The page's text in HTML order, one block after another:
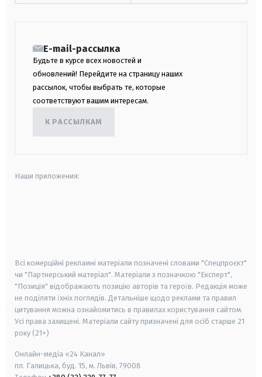
E-mail-рассылка
Будьте в курсе всех новостей и
обновлений! Перейдите на страницу наших
рассылок, чтобы выбрать те, которые
соответствуют вашим интересам.
К РАССЫЛКАМ
Наши приложения:
Всі комерційні рекламні матеріали позначені словами "Спецпроєкт"
чи "Партнерський матеріал". Матеріали з позначкою "Експерт",
"Позиція" відображають позицію авторів та героїв. Редакція може
не поділяти їхніх поглядів. Детальніше щодо реклами та правил
цитування можна ознайомитись в правилах користування сайтом.
Усі права захищені. Матеріали сайту призначені для осіб старше 21
року (21+)
Онлайн-медіа «24 Канал»
пл. Галицька, буд. 15, м. Львів, 79008